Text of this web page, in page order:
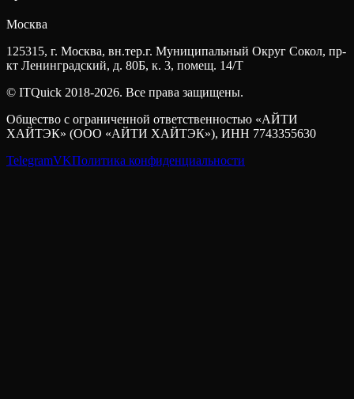
Москва
125315, г. Москва, вн.тер.г. Муниципальный Округ Сокол, пр-
кт Ленинградский, д. 80Б, к. 3, помещ. 14/Т
© ITQuick 2018-2026. Все права защищены.
Общество с ограниченной ответственностью «АЙТИ
ХАЙТЭК» (ООО «АЙТИ ХАЙТЭК»), ИНН 7743355630
TelegramVKПолитика конфиденциальности